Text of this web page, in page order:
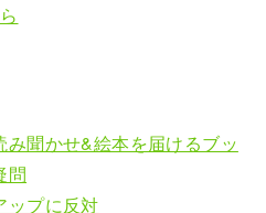
聞かせ&絵本を届けるブッ
問
ップに反対